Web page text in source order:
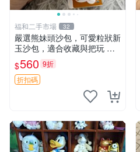
福和二手市場 32
嚴選熊妹頭沙包，可愛粒狀新
玉沙包，適合收藏與把玩 熊
妹 沙包 玉石
$560 9折
折扣碼